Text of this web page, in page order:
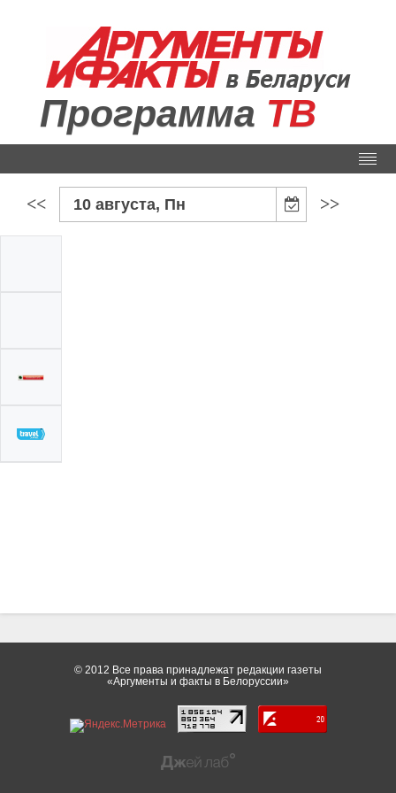
Программа ТВ
<< 10 августа, Пн >>
© 2012 Все права принадлежат редакции газеты
«Аргументы и факты в Белоруссии»